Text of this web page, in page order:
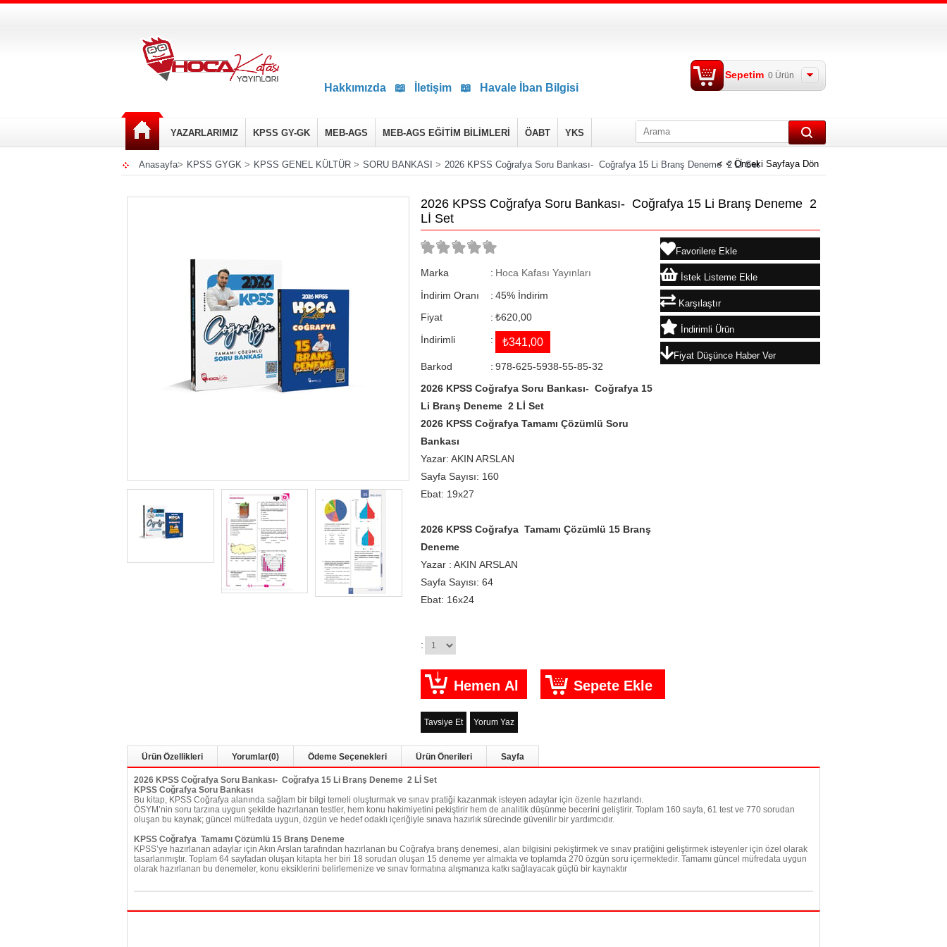
Hakkımızda 📖 İletişim 📖 Havale İban Bilgisi
Sepetim 0 Ürün
YAZARLARIMIZ KPSS GY-GK MEB-AGS MEB-AGS EĞİTİM BİLİMLERİ ÖABT YKS
Anasayfa> KPSS GYGK > KPSS GENEL KÜLTÜR > SORU BANKASI > 2026 KPSS Coğrafya Soru Bankası- Coğrafya 15 Li Branş Deneme 2 Lİ Set< < Önceki Sayfaya Dön
2026 KPSS Coğrafya Soru Bankası- Coğrafya 15 Li Branş Deneme 2
Lİ Set
Marka : Hoca Kafası Yayınları
İndirim Oranı
: %
45
İndirim
Fiyat
: ₺620,00
İndirimli
: ₺341,00
Barkod : 978-625-5938-55-85-32
2026 KPSS Coğrafya Soru Bankası- Coğrafya 15
Li Branş Deneme 2 Lİ Set
2026 KPSS Coğrafya Tamamı Çözümlü Soru
Bankası
Yazar: AKIN ARSLAN
Sayfa Sayısı: 160
Ebat: 19x27
2026 KPSS Coğrafya Tamamı Çözümlü 15 Branş
Deneme
Yazar : AKIN ARSLAN
Sayfa Sayısı: 64
Ebat: 16x24
:
Favorilere Ekle
İstek Listeme Ekle
Karşılaştır
İndirimli Ürün
Fiyat Düşünce Haber Ver
Tavsiye Et Yorum Yaz
Ürün Özellikleri Yorumlar(0) Ödeme Seçenekleri Ürün Önerileri Sayfa
2026 KPSS Coğrafya Soru Bankası- Coğrafya 15 Li Branş Deneme 2 Lİ Set
KPSS Coğrafya Soru Bankası
Bu kitap, KPSS Coğrafya alanında sağlam bir bilgi temeli oluşturmak ve sınav pratiği kazanmak isteyen adaylar için özenle hazırlandı.
ÖSYM’nin soru tarzına uygun şekilde hazırlanan testler, hem konu hakimiyetini pekiştirir hem de analitik düşünme becerini geliştirir. Toplam 160 sayfa, 61 test ve 770 sorudan
oluşan bu kaynak; güncel müfredata uygun, özgün ve hedef odaklı içeriğiyle sınava hazırlık sürecinde güvenilir bir yardımcıdır.
KPSS Coğrafya Tamamı Çözümlü 15 Branş Deneme
KPSS’ye hazırlanan adaylar için Akın Arslan tarafından hazırlanan bu Coğrafya branş denemesi, alan bilgisini pekiştirmek ve sınav pratiğini geliştirmek isteyenler için özel olarak
tasarlanmıştır. Toplam 64 sayfadan oluşan kitapta her biri 18 sorudan oluşan 15 deneme yer almakta ve toplamda 270 özgün soru içermektedir. Tamamı güncel müfredata uygun
olarak hazırlanan bu denemeler, konu eksiklerini belirlemenize ve sınav formatına alışmanıza katkı sağlayacak güçlü bir kaynaktır